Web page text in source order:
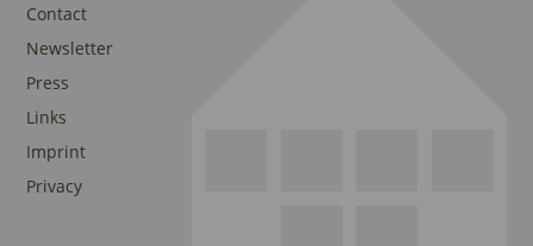
Contact
Newsletter
Press
Links
Imprint
Privacy